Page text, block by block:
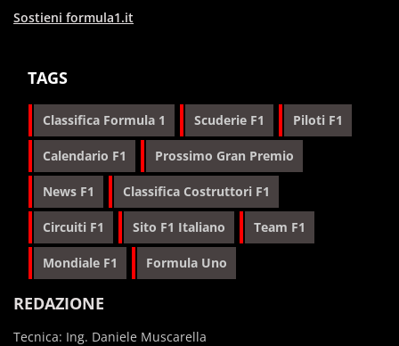
Sostieni formula1.it
TAGS
Classifica Formula 1 Scuderie F1 Piloti F1
Calendario F1 Prossimo Gran Premio
News F1 Classifica Costruttori F1
Circuiti F1 Sito F1 Italiano Team F1
Mondiale F1 Formula Uno
REDAZIONE
Tecnica: Ing. Daniele Muscarella